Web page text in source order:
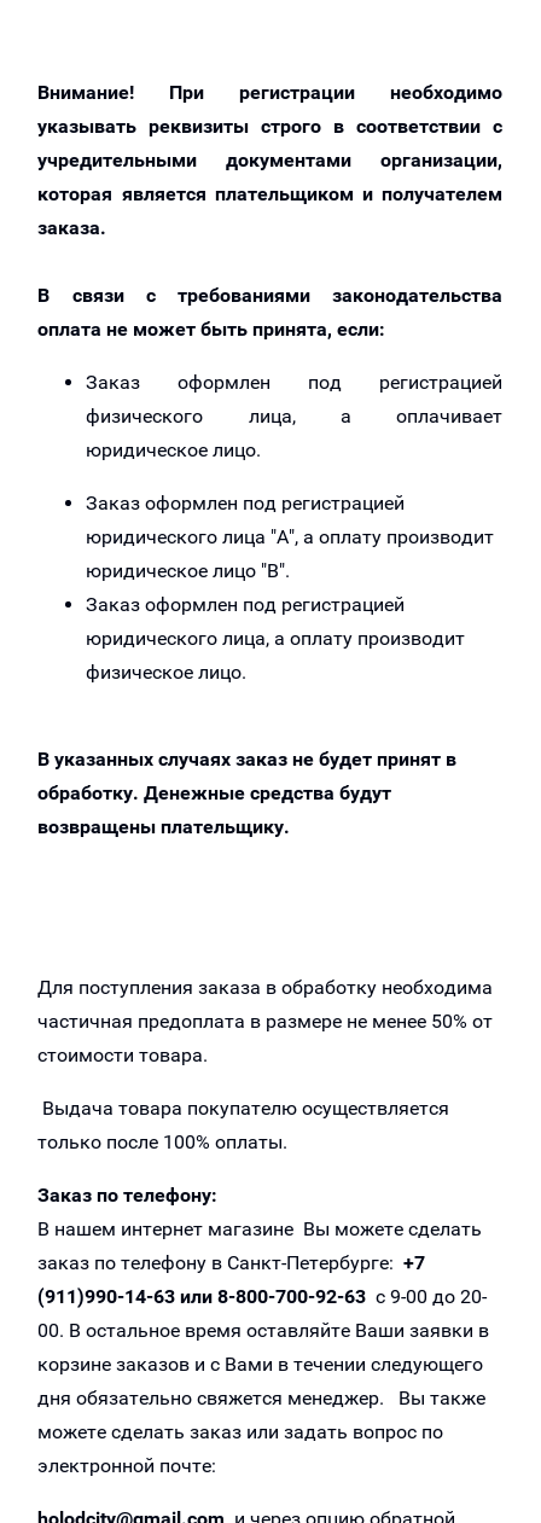
Внимание! При регистрации необходимо
указывать реквизиты строго в соответствии с
учредительными документами организации,
которая является плательщиком и получателем
заказа.
В связи с требованиями законодательства
оплата не может быть принята, если:
Заказ оформлен под регистрацией
физического лица, а оплачивает
юридическое лицо.
Заказ оформлен под регистрацией
юридического лица "А", а оплату производит
юридическое лицо "В".
Заказ оформлен под регистрацией
юридического лица, а оплату производит
физическое лицо.
В указанных случаях заказ не будет принят в
обработку. Денежные средства будут
возвращены плательщику.
Для поступления заказа в обработку необходима
частичная предоплата в размере не менее 50% от
стоимости товара.
Выдача товара покупателю осуществляется
только после 100% оплаты.
Заказ по телефону:
В нашем интернет магазине Вы можете сделать
заказ по телефону в Санкт-Петербурге: +7
(911)990-14-63 или8-800-700-92-63 с 9-00 до 20-
00. В остальное время оставляйте Ваши заявки в
корзине заказов и с Вами в течении следующего
дня обязательно свяжется менеджер. Вы также
можете сделать заказ или задать вопрос по
электронной почте: